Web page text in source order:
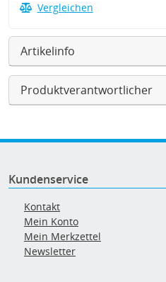
Vergleichen
Artikelinfo
Produktverantwortlicher
Kundenservice
Kontakt
Mein Konto
Mein Merkzettel
Newsletter